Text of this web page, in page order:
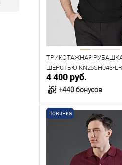
ТРИКОТАЖНАЯ
ШЕРСТЬЮ KN26SH043-
4 400 руб.
+440 бонусов
В корзину
Таблица размеров
Новинка